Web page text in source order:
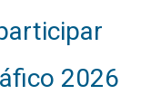
2026